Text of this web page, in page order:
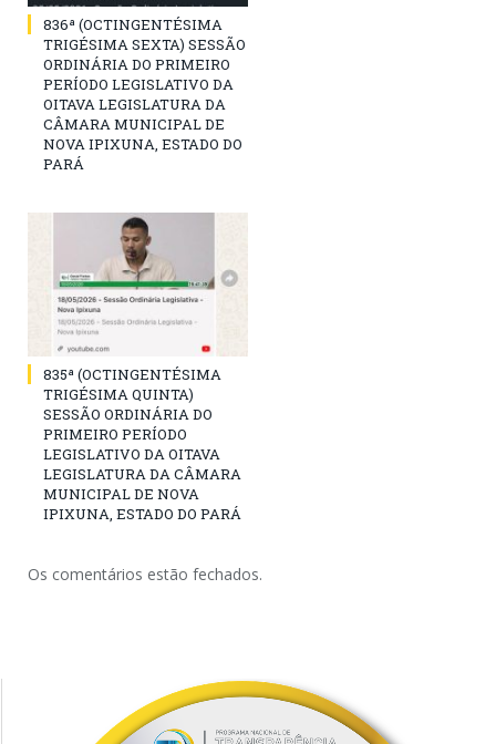
836ª (OCTINGENTÉSIMA
TRIGÉSIMA SEXTA) SESSÃO
ORDINÁRIA DO PRIMEIRO
PERÍODO LEGISLATIVO DA
OITAVA LEGISLATURA DA
CÂMARA MUNICIPAL DE
NOVA IPIXUNA, ESTADO DO
PARÁ
835ª (OCTINGENTÉSIMA
TRIGÉSIMA QUINTA)
SESSÃO ORDINÁRIA DO
PRIMEIRO PERÍODO
LEGISLATIVO DA OITAVA
LEGISLATURA DA CÂMARA
MUNICIPAL DE NOVA
IPIXUNA, ESTADO DO PARÁ
Os comentários estão fechados.